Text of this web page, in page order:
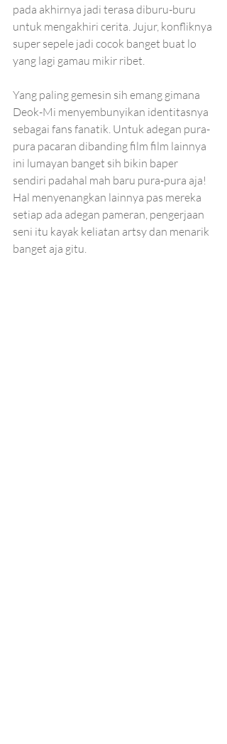
pada akhirnya jadi terasa diburu-buru
untuk mengakhiri cerita. Jujur, konfliknya
super sepele jadi cocok banget buat lo
yang lagi gamau mikir ribet.
Yang paling gemesin sih emang gimana
Deok-Mi menyembunyikan identitasnya
sebagai fans fanatik. Untuk adegan pura-
pura pacaran dibanding film film lainnya
ini lumayan banget sih bikin baper
sendiri padahal mah baru pura-pura aja!
Hal menyenangkan lainnya pas mereka
setiap ada adegan pameran, pengerjaan
seni itu kayak keliatan artsy dan menarik
banget aja gitu.